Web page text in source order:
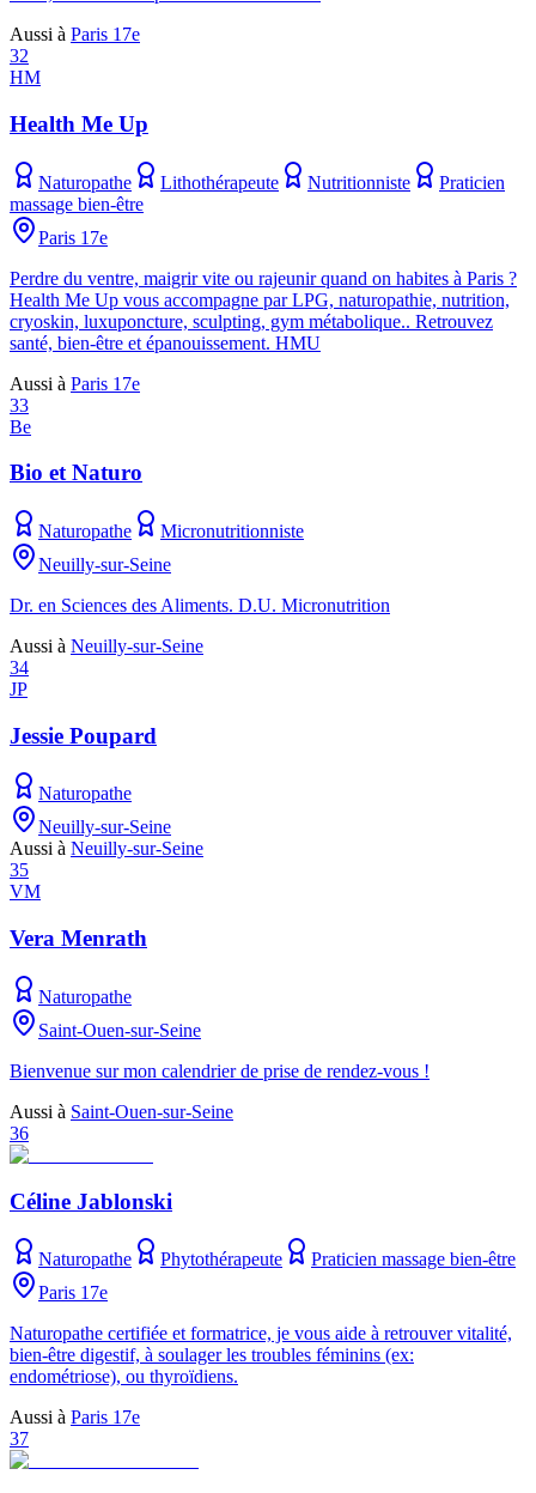
Aussi à Paris 17e
32
HM
Health Me Up
Naturopathe Lithothérapeute Nutritionniste
Praticien
massage bien-être
Paris 17e
Perdre du ventre, maigrir vite ou rajeunir quand on habites à Paris ?
Health Me Up vous accompagne par LPG, naturopathie, nutrition,
cryoskin, luxuponcture, sculpting, gym métabolique.. Retrouvez
santé, bien-être et épanouissement. HMU
Aussi à Paris 17e
33
Be
Bio et Naturo
Naturopathe
Micronutritionniste
Neuilly-sur-Seine
Dr. en Sciences des Aliments. D.U. Micronutrition
Aussi à Neuilly-sur-Seine
34
JP
Jessie Poupard
Naturopathe
Neuilly-sur-Seine
Aussi à Neuilly-sur-Seine
35
VM
Vera Menrath
Naturopathe
Saint-Ouen-sur-Seine
Bienvenue sur mon calendrier de prise de rendez-vous !
Aussi à Saint-Ouen-sur-Seine
36
Céline Jablonski
Naturopathe Phytothérapeute
Praticien massage bien-être
Paris 17e
Naturopathe certifiée et formatrice, je vous aide à retrouver vitalité,
bien-être digestif, à soulager les troubles féminins (ex:
endométriose), ou thyroïdiens.
Aussi à Paris 17e
37